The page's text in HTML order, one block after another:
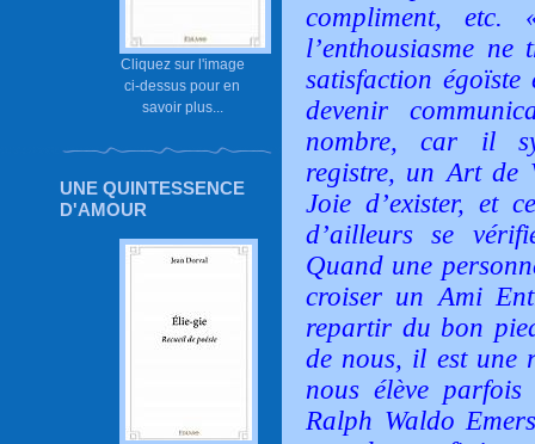
Cliquez sur l'image
ci-dessus pour en
savoir plus...
UNE QUINTESSENCE
D'AMOUR
compliment, etc.
l’enthousiasme
satisfaction
devenir
nombre, car il
registre, un Art de
Joie d’exister, et
d’ailleurs se
Quand une
croiser un Ami
repartir du bon
de nous, il est une
nous élève
Ralph Waldo